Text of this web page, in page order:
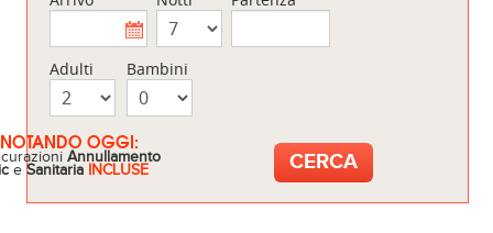
Adulti Bambini
OGGI:
Annullamento
eSanitaria INCLUSE